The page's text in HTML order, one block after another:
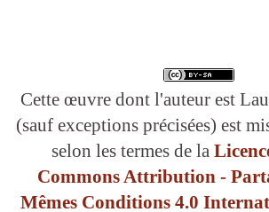
Cette œuvre dont l'auteur est
(sauf exceptions précisées) est
selon les termes de la
Commons Attribution -
Mêmes Conditions 4.0